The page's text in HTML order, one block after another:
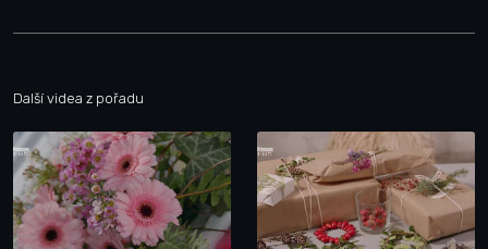
Další videa z pořadu